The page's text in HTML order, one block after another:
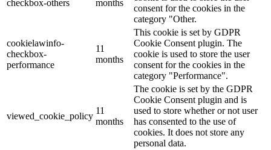
checkbox-others
months
consent for the cookies in the
category "Other.
cookielawinfo-
checkbox-
performance
11
months
This cookie is set by GDPR
Cookie Consent plugin. The
cookie is used to store the user
consent for the cookies in the
category "Performance".
viewed_cookie_policy
11
months
The cookie is set by the GDPR
Cookie Consent plugin and is
used to store whether or not user
has consented to the use of
cookies. It does not store any
personal data.